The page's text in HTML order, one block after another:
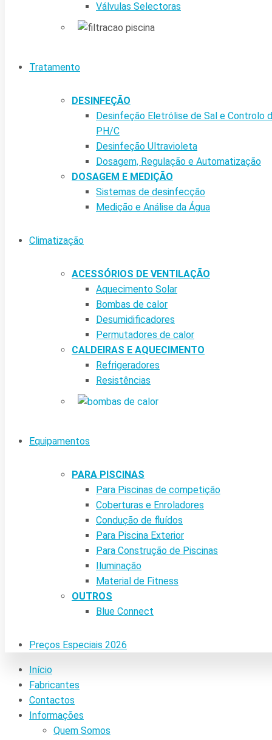
Válvulas Selectoras
Tratamento
DESINFEÇÃO
Desinfeção Eletrólise de Sal e Controlo
PH/C
Desinfeção Ultravioleta
Dosagem, Regulação e Automatização
DOSAGEM E MEDIÇÃO
Sistemas de desinfecção
Medição e Análise da Água
Climatização
ACESSÓRIOS DE VENTILAÇÃO
Aquecimento Solar
Bombas de calor
Desumidificadores
Permutadores de calor
CALDEIRAS E AQUECIMENTO
Refrigeradores
Resistências
Equipamentos
PARA PISCINAS
Para Piscinas de competição
Coberturas e Enroladores
Condução de fluídos
Para Piscina Exterior
Para Construção de Piscinas
Iluminação
Material de Fitness
OUTROS
Blue Connect
Preços Especiais 2026
Início
Fabricantes
Contactos
Informações
Quem Somos